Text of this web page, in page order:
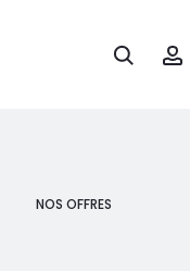
NOS OFFRES